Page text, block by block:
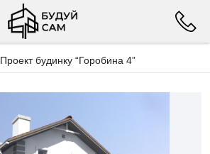
Проект будинку “Горобина 4”